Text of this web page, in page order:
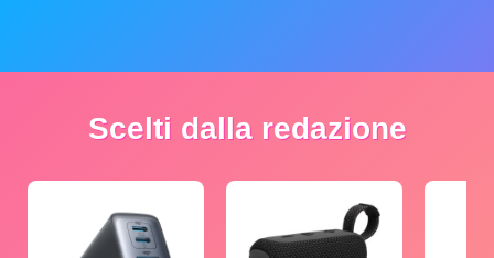
Scelti dalla redazione